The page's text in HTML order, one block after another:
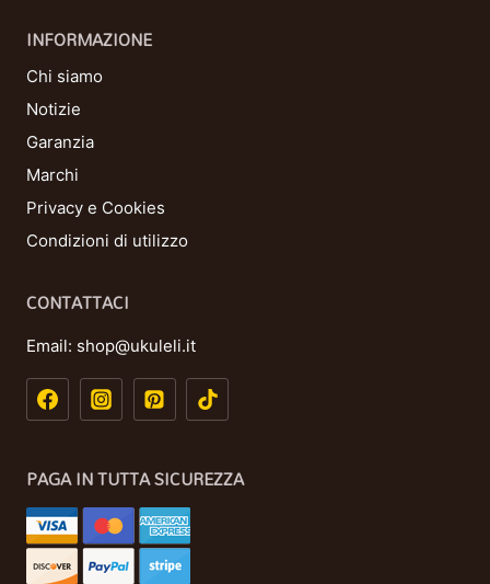
INFORMAZIONE
Chi siamo
Notizie
Garanzia
Marchi
Privacy e Cookies
Condizioni di utilizzo
CONTATTACI
Email: shop@ukuleli.it
PAGA IN TUTTA SICUREZZA